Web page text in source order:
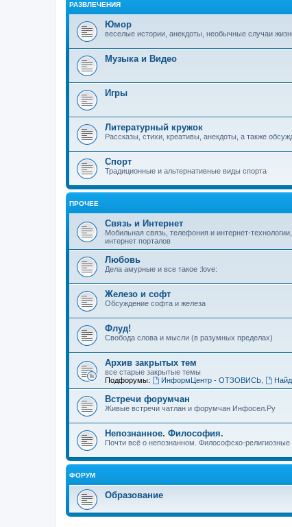
РАЗВЛЕЧЕНИЯ
Юмор
веселые истории, анекдоты, необычные случаи
Музыка и Видео
Игры
Литературный кружок
Рассказы, стихи, креативы, анекдоты, а также
Спорт
Традиционные и альтернативные виды спорта
ПРОЧЕЕ
Связь и Интернет
Мобильная связь, телефония и интернет-
интернет порталов
Любовь
Дела амурные и все такое :love:
Железо и софт
Обсуждение софта и железа
Флуд!
Свобода слова и мысли (в разумных пределах)
Архив закрытых тем
все старые закрытые темы
Подфорумы:
ИнформЦентр - ОТЗОВИСЬ,
Встречи форумчан
Живые встречи чатлан и форумчан Инфосел.Ру
Непознанное. Философия.
Почти всё о непознанном. Философско-
ФОРУМ
Образование